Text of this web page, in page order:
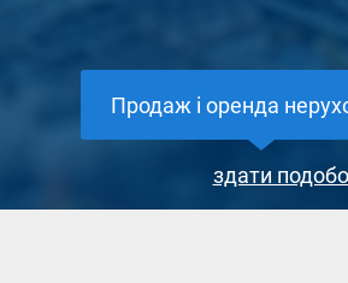
Продаж і оренда
здати